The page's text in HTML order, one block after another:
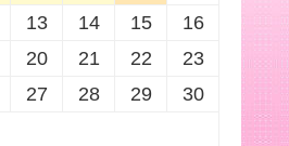
13 14 15
16
20 21 22
23
27 28 29
30